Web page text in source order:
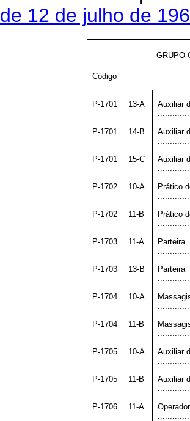
de 12 de julho de
GRUPO
Código
P-1701 13-A
Auxiliar
P-1701
14-B
Auxiliar
P-1701
15-C
Auxiliar
P-1702
10-A
Prático
P-1702
11-B
Prático
P-1703
11-A
Parteira
P-1703
13-B
Parteira
P-1704
10-A
P-1704
11-B
P-1705
10-A
Auxiliar
P-1705
11-B
Auxiliar
P-1706
11-A